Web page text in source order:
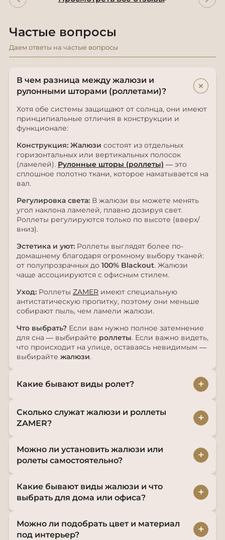
Частые вопросы
Даем ответы на частые вопросы
В чем разница между жалюзи и
рулонными шторами (роллетами)?
+
Хотя обе системы защищают от солнца, они имеют
принципиальные отличия в конструкции и
функционале:
Конструкция: Жалюзи состоят из отдельных
горизонтальных или вертикальных полосок
(ламелей). Рулонные шторы (роллеты) — это
сплошное полотно ткани, которое наматывается на
вал.
Регулировка света: В жалюзи вы можете менять
угол наклона ламелей, плавно дозируя свет.
Роллеты регулируются только по высоте (вверх/
вниз).
Эстетика и уют: Роллеты выглядят более по-
домашнему благодаря огромному выбору тканей:
от полупрозрачных до 100% Blackout. Жалюзи
чаще ассоциируются с офисным стилем.
Уход: Роллеты ZAMER имеют специальную
антистатическую пропитку, поэтому они меньше
собирают пыль, чем ламели жалюзи.
Что выбрать? Если вам нужно полное затемнение
для сна — выбирайте роллеты. Если важно видеть,
что происходит на улице, оставаясь невидимым —
выбирайте жалюзи.
Какие бывают виды ролет? +
Сколько служат жалюзи и роллеты
ZAMER?
+
Можно ли установить жалюзи или
ролеты самостоятельно?
+
Какие бывают виды жалюзи и что
выбрать для дома или офиса?
+
Можно ли подобрать цвет и материал
под интерьер?
+